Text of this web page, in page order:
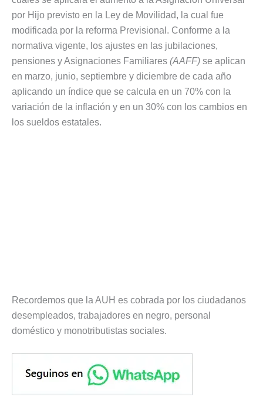
por Hijo previsto en la Ley de Movilidad, la cual fue
modificada por la reforma Previsional. Conforme a la
normativa vigente, los ajustes en las jubilaciones,
pensiones y Asignaciones Familiares (AAFF) se aplican
en marzo, junio, septiembre y diciembre de cada año
aplicando un índice que se calcula en un 70% con la
variación de la inflación y en un 30% con los cambios en
los sueldos estatales.
Recordemos que la AUH es cobrada por los ciudadanos
desempleados, trabajadores en negro, personal
doméstico y monotributistas sociales.